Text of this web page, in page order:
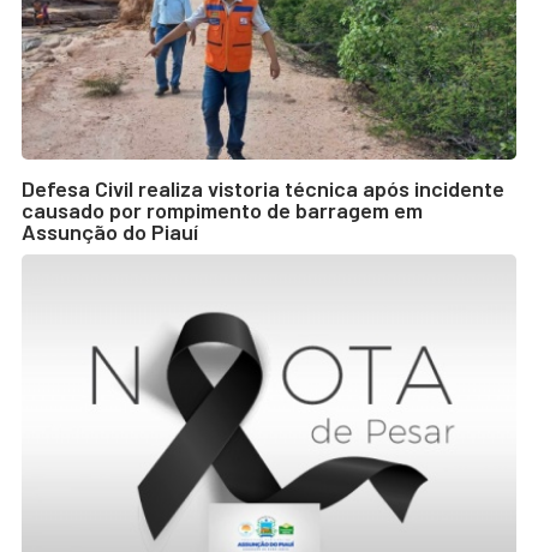
Defesa Civil realiza vistoria técnica após incidente
causado por rompimento de barragem em
Assunção do Piauí